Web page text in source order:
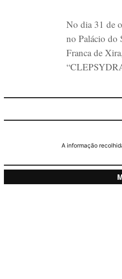
No dia 31 de
no Palácio do
Franca de
A informação